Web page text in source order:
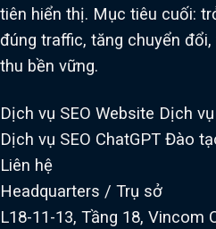
tiên hiển thị. Mục tiêu cuối:
đúng traffic, tăng chuyển
thu bền vững.
Dịch vụ SEO Website Dịch
Dịch vụ SEO ChatGPT Đào
Liên hệ
Headquarters / Trụ sở
L18-11-13, Tầng 18, Vincom